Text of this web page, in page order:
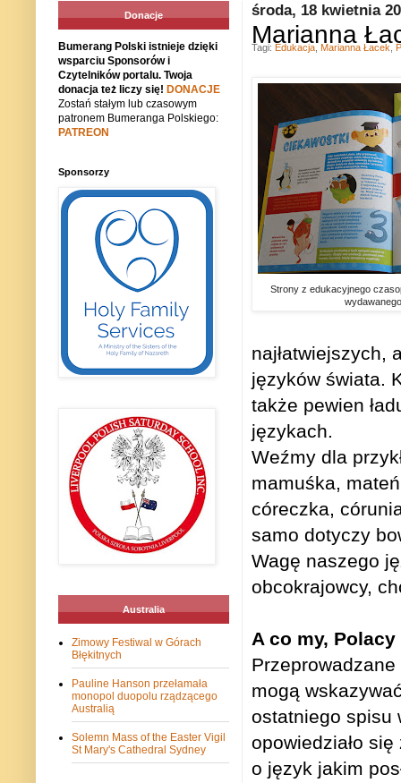
środa, 18 kwietnia
Marianna
Strony z edukacyjnego
najłatwiejszych,
języków świata.
także pewien
językach.
Weźmy dla
mamuśka,
córeczka,
samo dotyczy
Wagę naszego
obcokrajowcy,
A co my,
mogą
ostatniego spisu
opowiedziało
o język jakim
Tagi: Edukacja Marianna Łacek
Donacje
Bumerang Polski istnieje dzięki
wsparciu Sponsorów i
Czytelników portalu. Twoja
donacja też liczy się! DONACJE
Zostań stałym lub czasowym
patronem Bumeranga Polskiego:
PATREON
Sponsorzy
Australia
Zimowy Festiwal w Górach
Błękitnych
Pauline Hanson przełamała
monopol duopolu rządzącego
Australią
Solemn Mass of the Easter Vigil
St Mary's Cathedral Sydney